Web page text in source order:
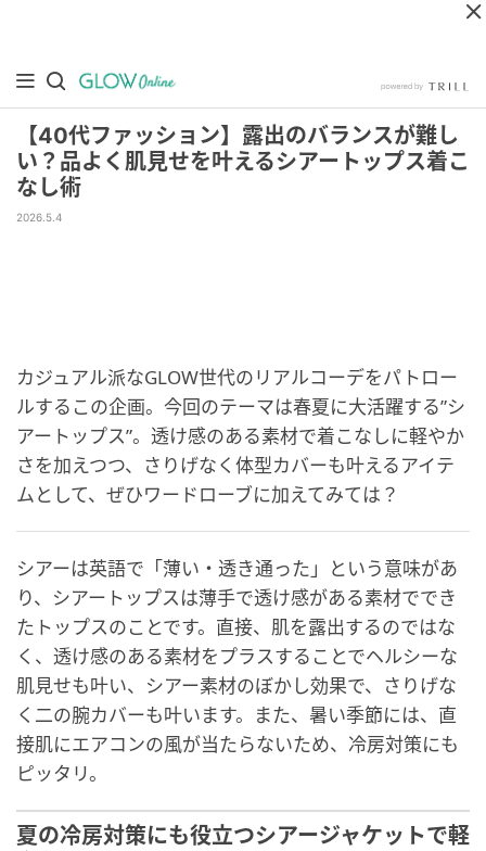
【40代ファッション】露出のバランスが難し
い？品よく肌見せを叶えるシアートップス着こ
なし術
2026.5.4
カジュアル派なGLOW世代のリアルコーデをパトロー
ルするこの企画。今回のテーマは春夏に大活躍する”シ
アートップス”。透け感のある素材で着こなしに軽やか
さを加えつつ、さりげなく体型カバーも叶えるアイテ
ムとして、ぜひワードローブに加えてみては？
シアーは英語で「薄い・透き通った」という意味があ
り、シアートップスは薄手で透け感がある素材ででき
たトップスのことです。直接、肌を露出するのではな
く、透け感のある素材をプラスすることでヘルシーな
肌見せも叶い、シアー素材のぼかし効果で、さりげな
く二の腕カバーも叶います。また、暑い季節には、直
接肌にエアコンの風が当たらないため、冷房対策にも
ピッタリ。
夏の冷房対策にも役立つシアージャケットで軽